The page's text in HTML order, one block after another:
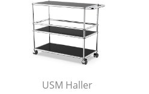
Meubles de bar
Garde-robes
Petits rangements
Pièces détachées
USM Haller